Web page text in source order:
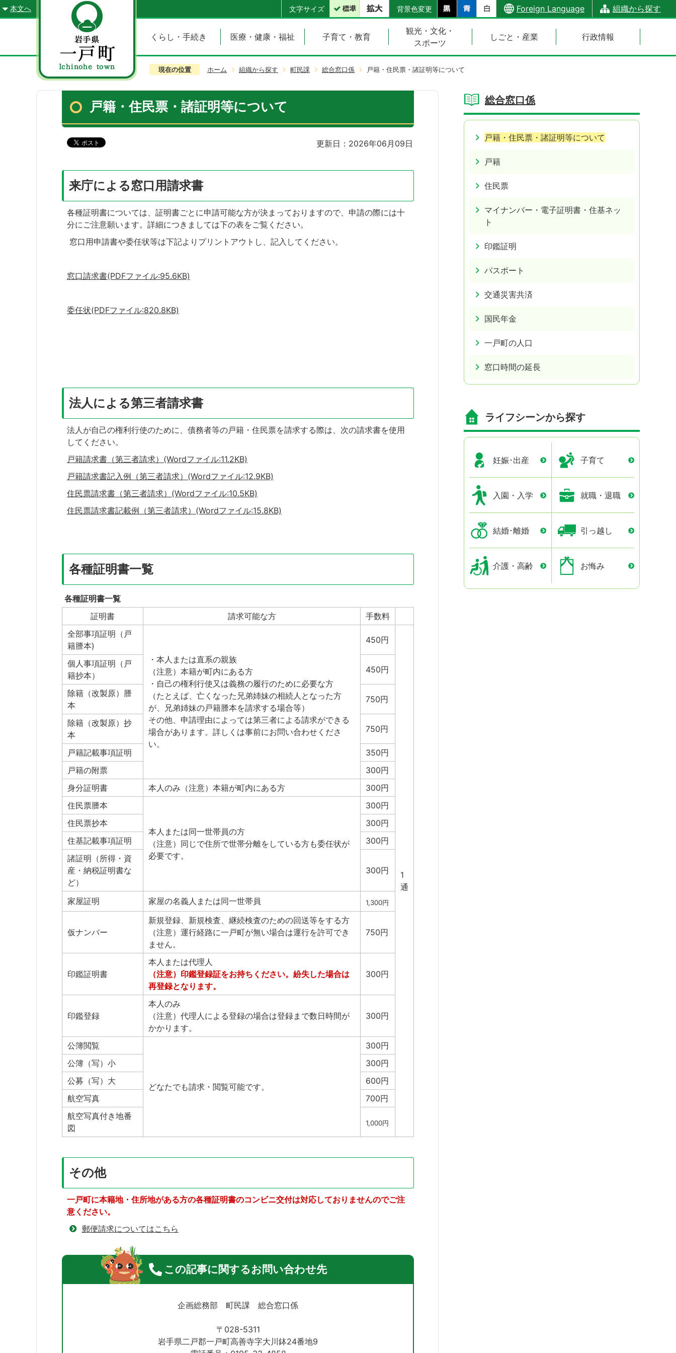
本文へ 文字サイズ 背景色変更 Foreign Language 組織から探す
くらし・手続き 医療・健康・福祉 子育て・教育
観光・文化・
スポーツ
しごと・産業 行政情報
現在の位置 ホーム 組織から探す 町民課 総合窓口係 戸籍・住民票・諸証明等について
戸籍・住民票・諸証明等について
更新日：2026年06月09日
来庁による窓口用請求書
各種証明書については、証明書ごとに申請可能な方が決まっておりますので、申請の際には十
分にご注意願います。詳細につきましては下の表をご覧ください。
窓口用申請書や委任状等は下記よりプリントアウトし、記入してください。
窓口請求書(PDFファイル:95.6KB)
委任状(PDFファイル:820.8KB)
法人による第三者請求書
法人が自己の権利行使のために、債務者等の戸籍・住民票を請求する際は、次の請求書を使用
してください。
戸籍請求書（第三者請求）(Wordファイル:11.2KB)
戸籍請求書記入例（第三者請求）(Wordファイル:12.9KB)
住民票請求書（第三者請求）(Wordファイル:10.5KB)
住民票請求書記載例（第三者請求）(Wordファイル:15.8KB)
各種証明書一覧
各種証明書一覧
証明書
請求可能な方
手数料
全部事項証明（戸
籍謄本)
・本人または直系の親族
（注意）本籍が町内にある方
・自己の権利行使又は義務の履行のために必要な方
（たとえば、亡くなった兄弟姉妹の相続人となった方
が、兄弟姉妹の戸籍謄本を請求する場合等）
その他、申請理由によっては第三者による請求ができる
場合があります。詳しくは事前にお問い合わせくださ
い。
450円
1
通
個人事項証明（戸
籍抄本）
450円
除籍（改製原）謄
本
750円
除籍（改製原）抄
本
750円
戸籍記載事項証明
350円
戸籍の附票
300円
身分証明書
本人のみ（注意）本籍が町内にある方
300円
住民票謄本
本人または同一世帯員の方
（注意）同じで住所で世帯分離をしている方も委任状が
必要です。
300円
住民票抄本
300円
住基記載事項証明
300円
諸証明（所得・資
産・納税証明書な
ど）
300円
家屋証明 家屋の名義人または同一世帯員 1,300円
仮ナンバー
新規登録、新規検査、継続検査のための回送等をする方
（注意）運行経路に一戸町が無い場合は運行を許可でき
ません。
750円
印鑑証明書
本人または代理人
（注意）印鑑登録証をお持ちください。紛失した場合は
再登録となります。
300円
印鑑登録
本人のみ
（注意）代理人による登録の場合は登録まで数日時間が
かかります。
300円
公簿閲覧
どなたでも請求・閲覧可能です。
300円
公簿（写）小
300円
公募（写）大
600円
航空写真
700円
航空写真付き地番
図
1,000円
その他
一戸町に本籍地・住所地がある方の各種証明書のコンビニ交付は対応しておりませんのでご注
意ください。
郵便請求についてはこちら
この記事に関するお問い合わせ先
企画総務部 町民課 総合窓口係
〒028-5311
岩手県二戸郡一戸町高善寺字大川鉢24番地9
総合窓口係
戸籍・住民票・諸証明等について
戸籍
住民票
マイナンバー・電子証明書・住基ネッ
ト
印鑑証明
パスポート
交通災害共済
国民年金
一戸町の人口
窓口時間の延長
ライフシーンから探す
妊娠･出産 子育て
入園・入学 就職・退職
結婚･離婚 引っ越し
介護・高齢 お悔み